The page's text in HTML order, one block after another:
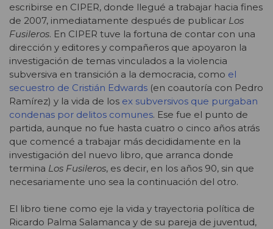
escribirse en CIPER, donde llegué a trabajar hacia fines
de 2007, inmediatamente después de publicar Los
Fusileros. En CIPER tuve la fortuna de contar con una
dirección y editores y compañeros que apoyaron la
investigación de temas vinculados a la violencia
subversiva en transición a la democracia, como el
secuestro de Cristián Edwards (en coautoría con Pedro
Ramírez) y la vida de los ex subversivos que purgaban
condenas por delitos comunes. Ese fue el punto de
partida, aunque no fue hasta cuatro o cinco años atrás
que comencé a trabajar más decididamente en la
investigación del nuevo libro, que arranca donde
termina Los Fusileros, es decir, en los años 90, sin que
necesariamente uno sea la continuación del otro.
El libro tiene como eje la vida y trayectoria política de
Ricardo Palma Salamanca y de su pareja de juventud,